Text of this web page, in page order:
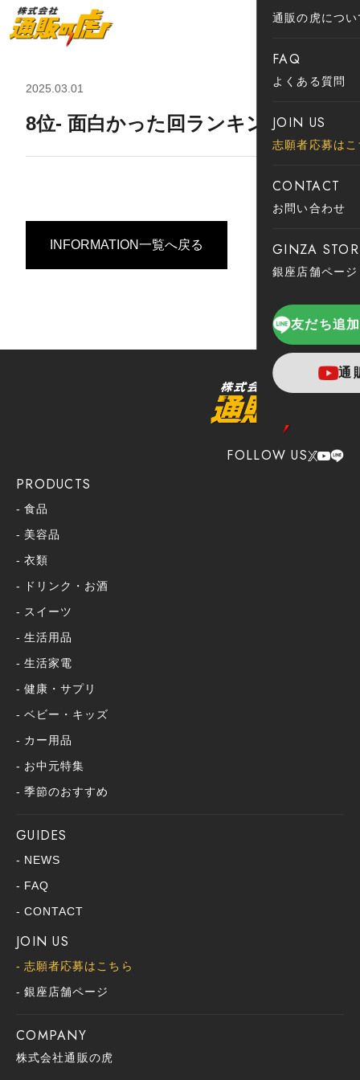
通販の虎につい
FAQ
よくある質問
JOIN US
志願者応募は
CONTACT
お問い合わせ
GINZA
銀座店舗ページ
友だち追
通
2025.03.01
8位- 面白かった回ランキング
INFORMATION一覧へ戻る
FOLLOW US
PRODUCTS
食品
美容品
衣類
ドリンク・お酒
スイーツ
生活用品
生活家電
健康・サプリ
ベビー・キッズ
カー用品
お中元特集
季節のおすすめ
GUIDES
NEWS
FAQ
CONTACT
JOIN US
志願者応募はこちら
銀座店舗ページ
COMPANY
株式会社通販の虎